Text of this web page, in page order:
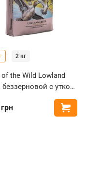
2 кг
of the Wild Lowland
беззерновой с уткой
грн